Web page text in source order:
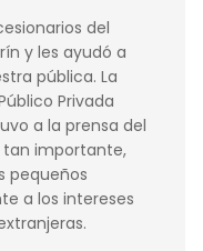
del
y les ayudó a
pública. La
Privada
a la prensa del
importante,
pequeños
a los intereses